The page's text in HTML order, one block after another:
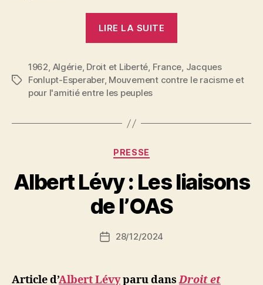
LIRE LA SUITE
mise
sur
Étiquettes
1962, Algérie, Droit et Liberté, France, Jacques
Fonlupt-Esperaber, Mouvement contre le racisme et
pour l'amitié entre les peuples
Catégories
PRESSE
Albert Lévy : Les liaisons
de l’OAS
Auteur
a
r
S
N
ji
Date28/12/2024
Article d’Albert Lévyparu dansDroit et